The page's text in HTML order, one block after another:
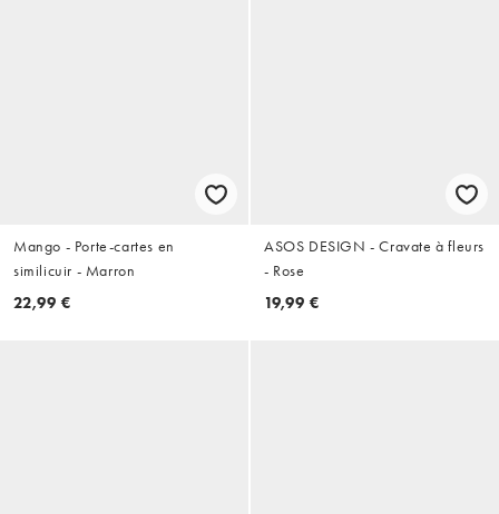
Mango - Porte-cartes en
similicuir - Marron
22,99 €
ASOS DESIGN - Cravate à fleurs
- Rose
19,99 €